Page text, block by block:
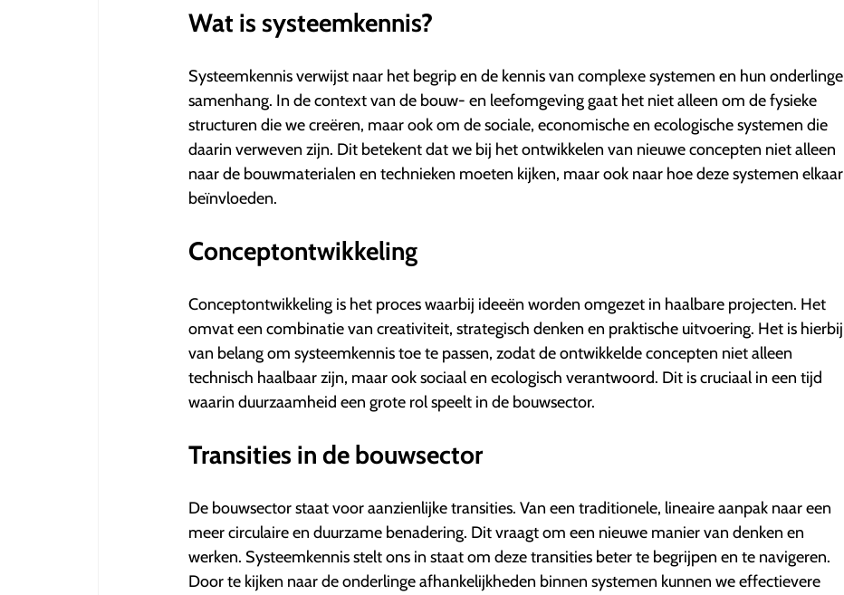
Wat is systeemkennis?
Systeemkennis verwijst naar het begrip en de kennis van complexe systemen en hun onderlinge
samenhang. In de context van de bouw- en leefomgeving gaat het niet alleen om de fysieke
structuren die we creëren, maar ook om de sociale, economische en ecologische systemen die
daarin verweven zijn. Dit betekent dat we bij het ontwikkelen van nieuwe concepten niet alleen
naar de bouwmaterialen en technieken moeten kijken, maar ook naar hoe deze systemen elkaar
beïnvloeden.
Conceptontwikkeling
Conceptontwikkeling is het proces waarbij ideeën worden omgezet in haalbare projecten. Het
omvat een combinatie van creativiteit, strategisch denken en praktische uitvoering. Het is hierbij
van belang om systeemkennis toe te passen, zodat de ontwikkelde concepten niet alleen
technisch haalbaar zijn, maar ook sociaal en ecologisch verantwoord. Dit is cruciaal in een tijd
waarin duurzaamheid een grote rol speelt in de bouwsector.
Transities in de bouwsector
De bouwsector staat voor aanzienlijke transities. Van een traditionele, lineaire aanpak naar een
meer circulaire en duurzame benadering. Dit vraagt om een nieuwe manier van denken en
werken. Systeemkennis stelt ons in staat om deze transities beter te begrijpen en te navigeren.
Door te kijken naar de onderlinge afhankelijkheden binnen systemen kunnen we effectievere